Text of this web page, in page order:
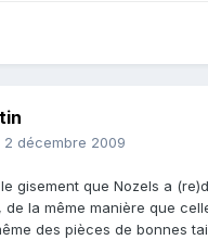
2 décembre 2009
gisement que Nozels a
de la même manière que
des pièces de bonnes